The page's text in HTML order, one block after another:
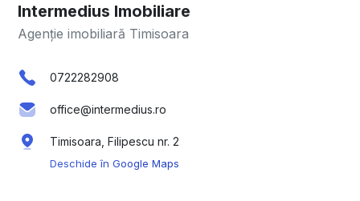
Intermedius Imobiliare
Agenție imobiliară Timisoara
0722282908
office@intermedius.ro
Timisoara, Filipescu nr. 2
Deschide în Google Maps